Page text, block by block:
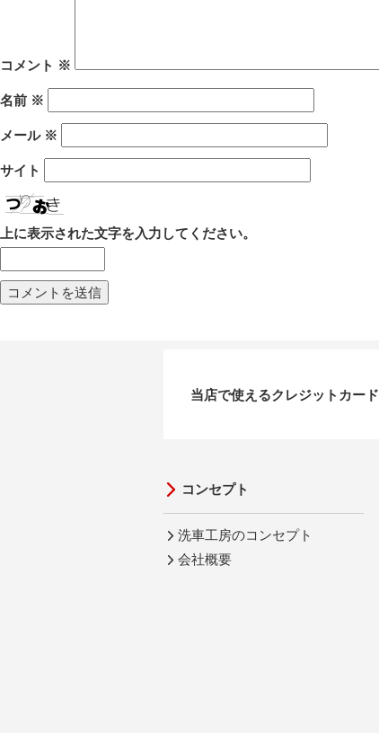
コメント ※
名前 ※
メール ※
サイト
上に表示された文字を入力してください。
当店で使えるクレジットカード
コンセプト
洗車工房のコンセプト
会社概要